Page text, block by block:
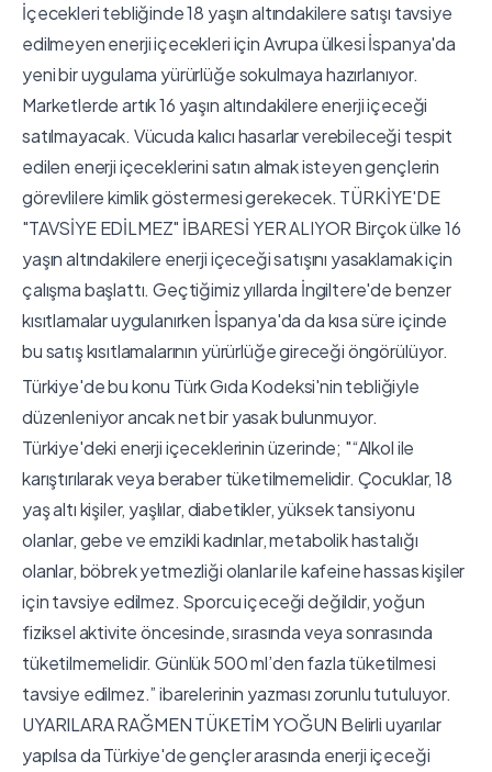
İçecekleri tebliğinde 18 yaşın altındakilere satışı tavsiye
edilmeyen enerji içecekleri için Avrupa ülkesi İspanya'da
yeni bir uygulama yürürlüğe sokulmaya hazırlanıyor.
Marketlerde artık 16 yaşın altındakilere enerji içeceği
satılmayacak. Vücuda kalıcı hasarlar verebileceği tespit
edilen enerji içeceklerini satın almak isteyen gençlerin
görevlilere kimlik göstermesi gerekecek. TÜRKİYE'DE
"TAVSİYE EDİLMEZ" İBARESİ YER ALIYOR Birçok ülke 16
yaşın altındakilere enerji içeceği satışını yasaklamak için
çalışma başlattı. Geçtiğimiz yıllarda İngiltere'de benzer
kısıtlamalar uygulanırken İspanya'da da kısa süre içinde
bu satış kısıtlamalarının yürürlüğe gireceği öngörülüyor.
Türkiye'de bu konu Türk Gıda Kodeksi'nin tebliğiyle
düzenleniyor ancak net bir yasak bulunmuyor.
Türkiye'deki enerji içeceklerinin üzerinde; "“Alkol ile
karıştırılarak veya beraber tüketilmemelidir. Çocuklar, 18
yaş altı kişiler, yaşlılar, diabetikler, yüksek tansiyonu
olanlar, gebe ve emzikli kadınlar, metabolik hastalığı
olanlar, böbrek yetmezliği olanlar ile kafeine hassas kişiler
için tavsiye edilmez. Sporcu içeceği değildir, yoğun
fiziksel aktivite öncesinde, sırasında veya sonrasında
tüketilmemelidir. Günlük 500 ml’den fazla tüketilmesi
tavsiye edilmez.” ibarelerinin yazması zorunlu tutuluyor.
UYARILARA RAĞMEN TÜKETİM YOĞUN Belirli uyarılar
yapılsa da Türkiye'de gençler arasında enerji içeceği